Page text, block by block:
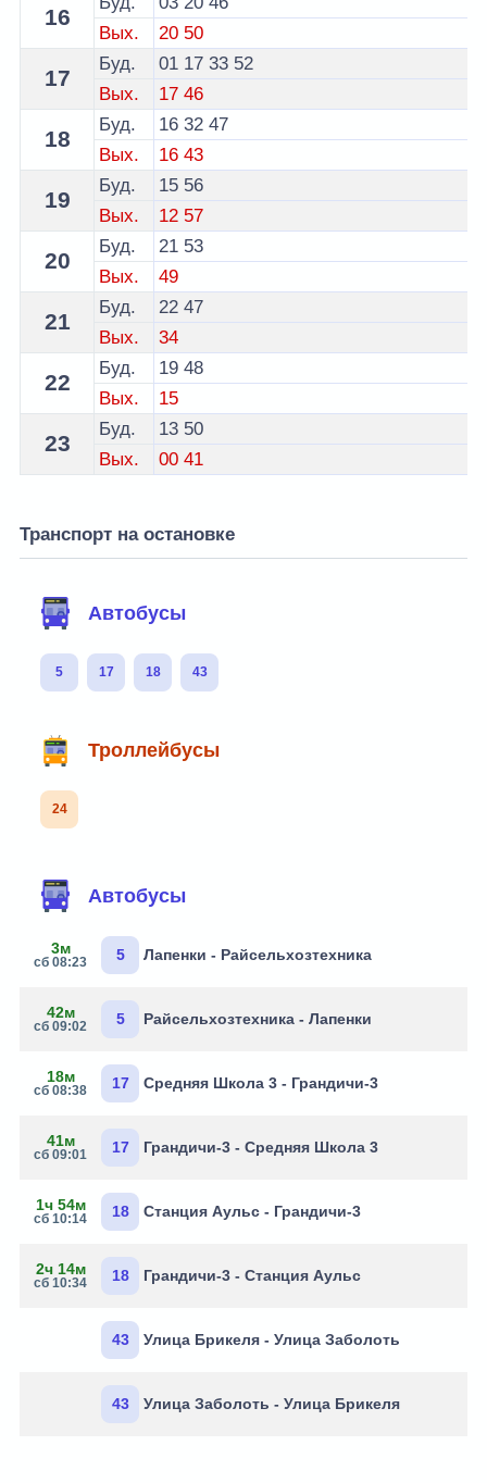
16
Вых.
20 50
17
Буд. 01 17 33 52
Вых.
17 46
18
Буд. 16 32 47
Вых.
16 43
19
Буд. 15 56
Вых.
12 57
20
Буд. 21 53
Вых.
49
21
Буд. 22 47
Вых.
34
22
Буд. 19 48
Вых.
15
23
Буд. 13 50
Вых.
00 41
Транспорт на остановке
Автобусы
5 17 18 43
Троллейбусы
24
Автобусы
3м
сб 08:23 5 Лапенки - Райсельхозтехника
42м
сб 09:02 5 Райсельхозтехника - Лапенки
18м
сб 08:38 17 Средняя Школа 3 - Грандичи-3
41м
сб 09:01 17 Грандичи-3 - Средняя Школа 3
1ч 54м
сб 10:14 18 Станция Аульс - Грандичи-3
2ч 14м
сб 10:34 18 Грандичи-3 - Станция Аульс
43 Улица Брикеля - Улица Заболоть
43 Улица Заболоть - Улица Брикеля